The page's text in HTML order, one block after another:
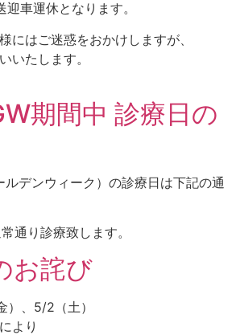
車運休となります。
にはご迷惑をおかけしますが、
いたします。
期間中 診療日の
デンウィーク）の診療日は下記の通
通り診療致します。
お詫び
、5/2（土）
より